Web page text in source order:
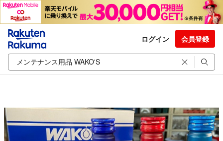
ログイン 会員登録